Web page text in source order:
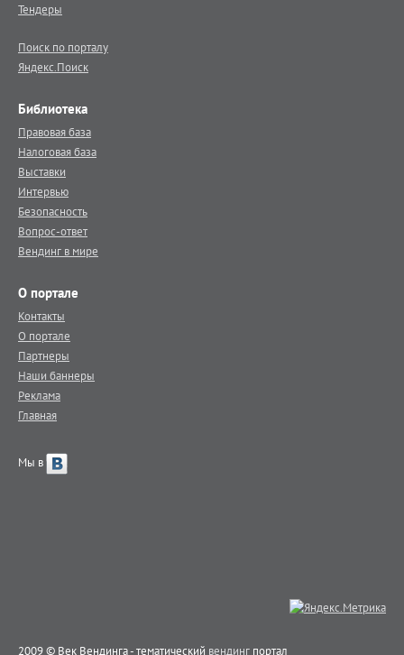
Тендеры
Поиск по порталу
Яндекс.Поиск
Библиотека
Правовая база
Налоговая база
Выставки
Интервью
Безопасность
Вопрос-ответ
Вендинг в мире
О портале
Контакты
О портале
Партнеры
Наши баннеры
Реклама
Главная
Мы в
2009 © Век Вендинга - тематический вендинг портал